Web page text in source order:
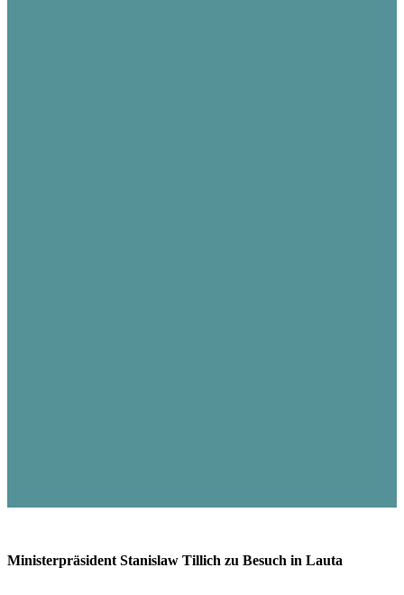
Ministerpräsident Stanislaw Tillich zu Besuch in Lauta